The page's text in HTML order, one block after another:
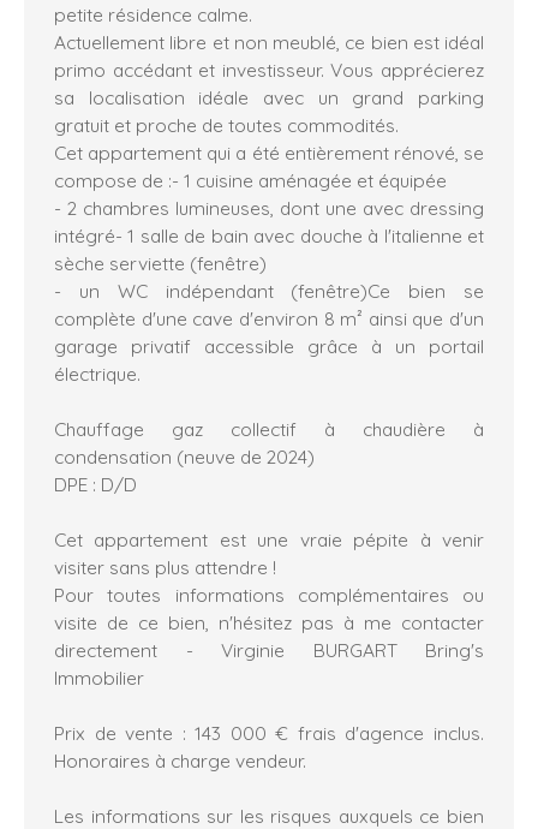
petite résidence calme.
Actuellement libre et non meublé, ce bien est idéal
primo accédant et investisseur. Vous apprécierez
sa localisation idéale avec un grand parking
gratuit et proche de toutes commodités.
Cet appartement qui a été entièrement rénové, se
compose de :- 1 cuisine aménagée et équipée
- 2 chambres lumineuses, dont une avec dressing
intégré- 1 salle de bain avec douche à l'italienne et
sèche serviette (fenêtre)
- un WC indépendant (fenêtre)Ce bien se
complète d'une cave d'environ 8 m² ainsi que d'un
garage privatif accessible grâce à un portail
électrique.
Chauffage gaz collectif à chaudière à
condensation (neuve de 2024)
DPE : D/D
Cet appartement est une vraie pépite à venir
visiter sans plus attendre !
Pour toutes informations complémentaires ou
visite de ce bien, n'hésitez pas à me contacter
directement - Virginie BURGART Bring's
Immobilier
Prix de vente : 143 000 € frais d'agence inclus.
Honoraires à charge vendeur.
Les informations sur les risques auxquels ce bien